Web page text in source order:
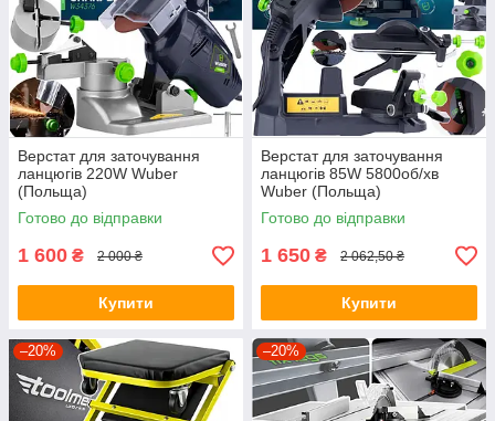
Верстат для заточування
ланцюгів 220W Wuber
(Польща)
Готово до відправки
1 600 ₴ 2 000 ₴
Купити
Верстат для заточування
ланцюгів 85W 5800об/хв
Wuber (Польща)
Готово до відправки
1 650 ₴ 2 062,50 ₴
Купити
–20% –20%